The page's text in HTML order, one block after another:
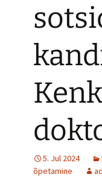
5. Jul 2024
õpetamine